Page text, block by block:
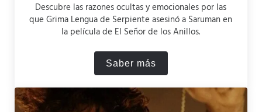
Descubre las razones ocultas y emocionales por las
que Grima Lengua de Serpiente asesinó a Saruman en
la película de El Señor de los Anillos.
Saber más¿Por qué Grima Lengua